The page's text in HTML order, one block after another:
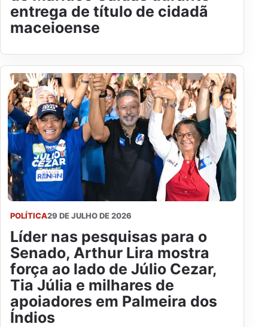
entrega de título de cidadã
maceioense
POLÍTICA29 DE JULHO DE 2026
Líder nas pesquisas para o
Senado, Arthur Lira mostra
força ao lado de Júlio Cezar,
Tia Júlia e milhares de
apoiadores em Palmeira dos
Índios